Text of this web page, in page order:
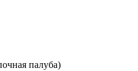
палуба)